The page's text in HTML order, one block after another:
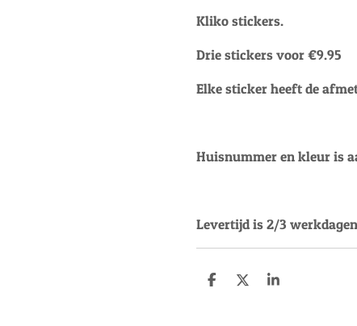
Kliko stickers.
Drie stickers voor €9.95
Elke sticker heeft de
Huisnummer en kleur is
Levertijd is 2/3
D
D
S